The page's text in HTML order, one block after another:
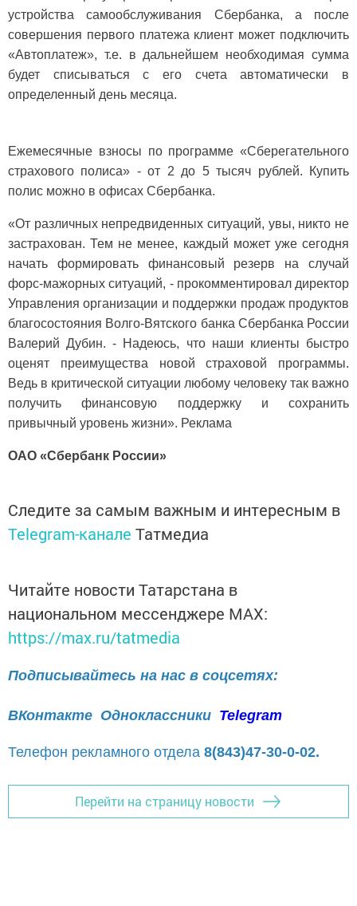
устройства самообслуживания Сбербанка, а после
совершения первого платежа клиент может подключить
«Автоплатеж», т.е. в дальнейшем необходимая сумма
будет списываться с его счета автоматически в
определенный день месяца.
Ежемесячные взносы по программе «Сберегательного
страхового полиса» - от 2 до 5 тысяч рублей. Купить
полис можно в офисах Сбербанка.
«От различных непредвиденных ситуаций, увы, никто не
застрахован. Тем не менее, каждый может уже сегодня
начать формировать финансовый резерв на случай
форс-мажорных ситуаций, - прокомментировал директор
Управления организации и поддержки продаж продуктов
благосостояния Волго-Вятского банка Сбербанка России
Валерий Дубин. - Надеюсь, что наши клиенты быстро
оценят преимущества новой страховой программы.
Ведь в критической ситуации любому человеку так важно
получить финансовую поддержку и сохранить
привычный уровень жизни». Реклама
ОАО «Сбербанк России»
Следите за самым важным и интересным в
Telegram-канале Татмедиа
Читайте новости Татарстана в
национальном мессенджере MАХ:
https://max.ru/tatmedia
Подписывайтесь на нас в соцсетях:
ВКонтакте Одноклассники Telegram
Телефон рекламного отдела 8(843)47-30-0-02.
Перейти на страницу новости